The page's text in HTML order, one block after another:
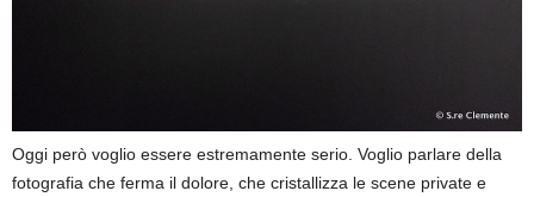
Oggi però voglio essere estremamente serio. Voglio parlare della
fotografia che ferma il dolore, che cristallizza le scene private e